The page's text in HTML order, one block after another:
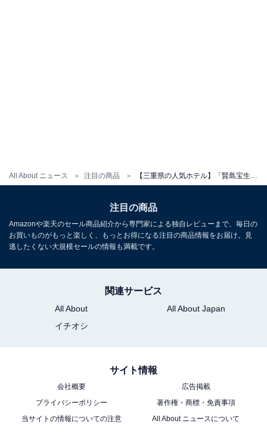
All About ニュース 注目の商品
また、記事中の宿泊プランを予約すると、売上の一部が
オールアバウトに還元されることがあります。
荘」は二万坪の広大な敷地で伝統とモダンが融
合する宿
注目の商品
Amazonや楽天のセール商品紹介から専門家による独自レビューまで、毎日の
お買いものがもっと楽しく、もっとお得になる注目の商品情報をお届け。見
逃したくない大規模セールの情報も満載です。
関連サービス
All About
All About Japan
イチオシ
サイト情報
会社概要
広告掲載
プライバシーポリシー
著作権・商標・免責事項
当サイトの情報についての注意
All About ニュースについて